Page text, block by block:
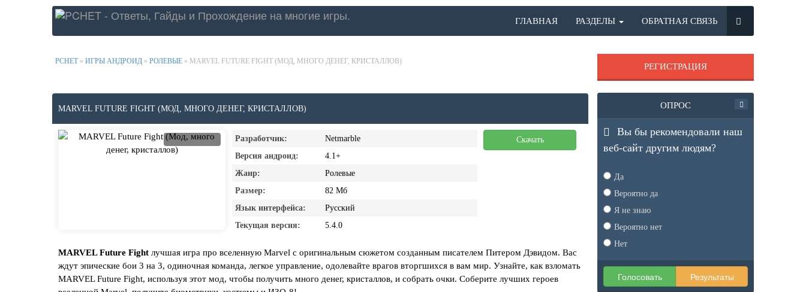
ГЛАВНАЯ РАЗДЕЛЫ ОБРАТНАЯ СВЯЗЬ
PCHET» ИГРЫ АНДРОИД » РОЛЕВЫЕ » MARVEL FUTURE FIGHT (МОД, МНОГО ДЕНЕГ, КРИСТАЛЛОВ)
MARVEL FUTURE FIGHT (МОД, МНОГО ДЕНЕГ, КРИСТАЛЛОВ)
Разработчик:
Netmarble
Версия андроид:
4.1+
Жанр:
Ролевые
Размер:
82 Мб
Язык интерфейса:
Русский
Текущая версия:
5.4.0
Скачать
MARVEL Future Fight лучшая игра про вселенную Marvel с оригинальным сюжетом созданным писателем Питером Дэвидом. Вас
ждут эпические бои 3 на 3, одиночная команда, легкое управление, одолевайте врагов вторгшихся в вам мир. Узнайте, как взломать
MARVEL Future Fight, используя этот мод, чтобы получить много денег, кристаллов, и собрать очки. Соберите лучших героев
РЕГИСТРАЦИЯ
ОПРОС
Вы бы рекомендовали наш
веб-сайт другим людям?
Да
Вероятно да
Я не знаю
Вероятно нет
Нет
Голосовать Результаты